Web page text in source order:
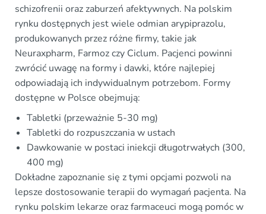
schizofrenii oraz zaburzeń afektywnych. Na polskim
rynku dostępnych jest wiele odmian arypiprazolu,
produkowanych przez różne firmy, takie jak
Neuraxpharm, Farmoz czy Ciclum. Pacjenci powinni
zwrócić uwagę na formy i dawki, które najlepiej
odpowiadają ich indywidualnym potrzebom. Formy
dostępne w Polsce obejmują:
Tabletki (przeważnie 5-30 mg)
Tabletki do rozpuszczania w ustach
Dawkowanie w postaci iniekcji długotrwałych (300,
400 mg)
Dokładne zapoznanie się z tymi opcjami pozwoli na
lepsze dostosowanie terapii do wymagań pacjenta. Na
rynku polskim lekarze oraz farmaceuci mogą pomóc w